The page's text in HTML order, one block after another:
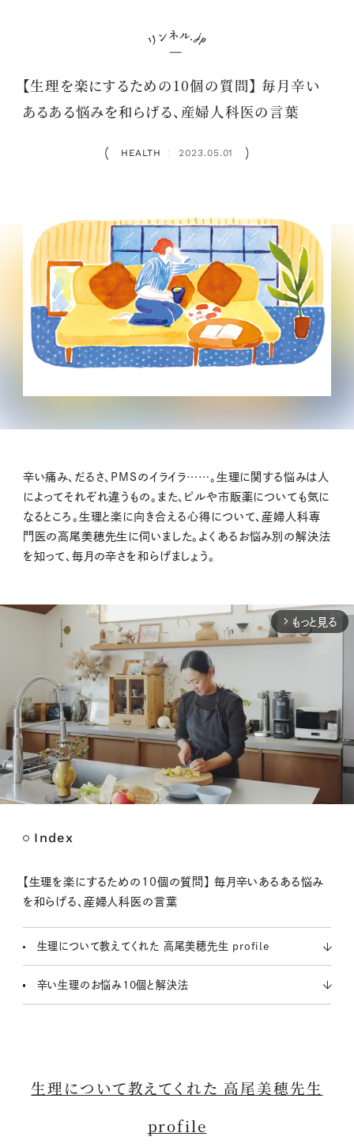
【生理を楽にするための10個の質問】 毎月辛い
あるある悩みを和らげる、産婦人科医の言葉
HEALTH ： 2023.05.01
辛い痛み、だるさ、PMSのイライラ……。生理に関する悩みは人
によってそれぞれ違うもの。また、ピルや市販薬についても気に
なるところ。生理と楽に向き合える心得について、産婦人科専
門医の高尾美穂先生に伺いました。よくあるお悩み別の解決法
を知って、毎月の辛さを和らげましょう。
arrow_forward_ios もっと見る
t
Index
【生理を楽にするための10個の質問】 毎月辛いあるある悩み
を和らげる、産婦人科医の言葉
生理について教えてくれた 高尾美穂先生 profile
辛い生理のお悩み10個と解決法
生理について教えてくれた 高尾美穂先生
profile